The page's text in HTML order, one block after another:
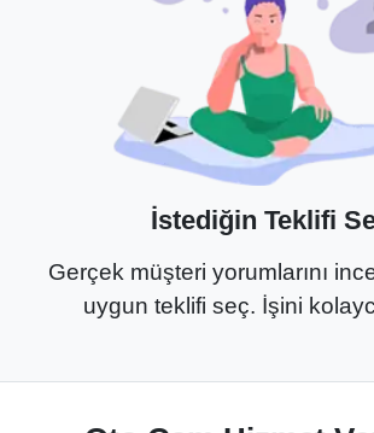
İstediğin Teklifi
Gerçek müşteri yorumlarını
uygun teklifi seç. İşini